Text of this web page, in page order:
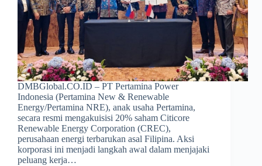
DMBGlobal.CO.ID – PT Pertamina Power
Indonesia (Pertamina New & Renewable
Energy/Pertamina NRE), anak usaha Pertamina,
secara resmi mengakuisisi 20% saham Citicore
Renewable Energy Corporation (CREC),
perusahaan energi terbarukan asal Filipina. Aksi
korporasi ini menjadi langkah awal dalam menjajaki
peluang kerja…